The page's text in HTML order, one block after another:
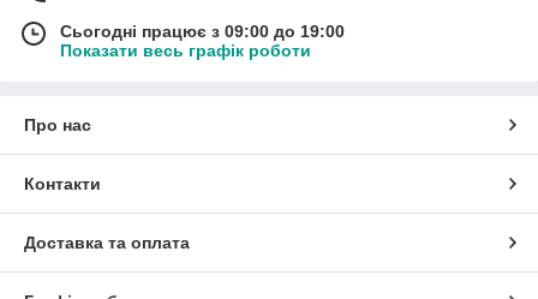
Сьогодні працює з 09:00 до 19:00
Показати весь графік роботи
Про нас
Контакти
Доставка та оплата